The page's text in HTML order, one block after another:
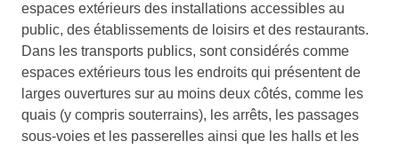
espaces extérieurs des installations accessibles au
public, des établissements de loisirs et des restaurants.
Dans les transports publics, sont considérés comme
espaces extérieurs tous les endroits qui présentent de
larges ouvertures sur au moins deux côtés, comme les
quais (y compris souterrains), les arrêts, les passages
sous-voies et les passerelles ainsi que les halls et les